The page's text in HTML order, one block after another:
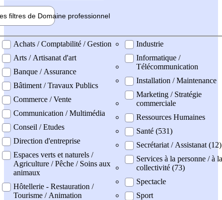
filtres de Domaine professionnel
professionel
Achats / Comptabilité / Gestion
Arts / Artisanat d'art
Banque / Assurance
Bâtiment / Travaux Publics
Commerce / Vente
Communication / Multimédia
Conseil / Etudes
Direction d'entreprise
Espaces verts et naturels /
Agriculture / Pêche / Soins aux
animaux
Hôtellerie - Restauration /
Tourisme / Animation
Industrie
Informatique /
Télécommunication
Installation / Maintenance
Marketing / Stratégie
commerciale
Ressources Humaines
Santé (531)
Secrétariat / Assistanat (12)
Services à la personne / à la
collectivité (73)
Spectacle
Sport